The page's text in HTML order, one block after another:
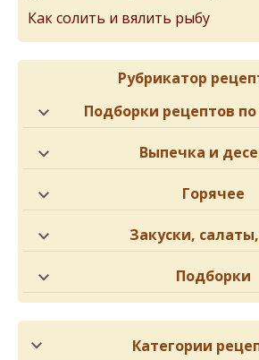
Как солить и вялить рыбу
Рубрикатор
Подборки рецептов
Выпечка и
Горячее
Закуски,
Подборки
Категории